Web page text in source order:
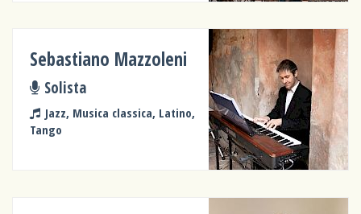
Sebastiano Mazzoleni
Solista
Jazz, Musica classica, Latino,
Tango